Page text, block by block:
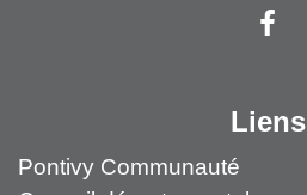
Liens
Pontivy Communauté